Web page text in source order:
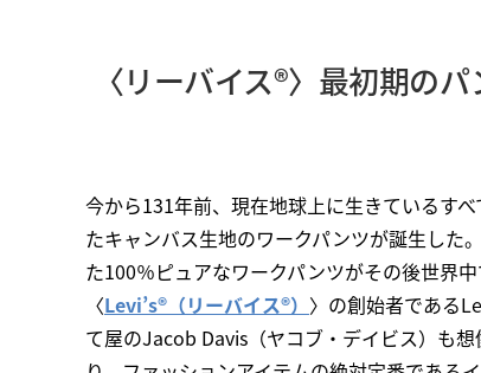
〈リーバイス®〉最初期の
今から131年前、現在地球上に生きているす
たキャンバス生地のワークパンツが誕生した
た100％ピュアなワークパンツがその後世界
〈Levi’s®（リーバイス®） 〉の創始者である
て屋のJacob Davis（ヤコブ・デイビス）も